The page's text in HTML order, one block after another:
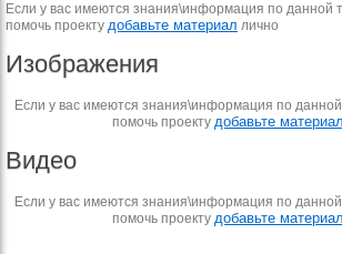
Если у вас имеются знания\информация по данной
помочь проекту добавьте материал лично
Изображения
Если у вас имеются знания\информация по
помочь проекту добавьте материал
Видео
Если у вас имеются знания\информация по
помочь проекту добавьте материал